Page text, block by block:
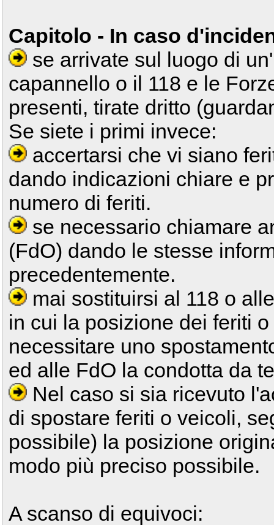
Capitolo - In caso
se arrivate sul luogo di
capannello o il 118 e le
presenti, tirate dritto
Se siete i primi invece:
accertarsi che vi siano
dando indicazioni chiare e
numero di feriti.
se necessario chiamare
(FdO) dando le stesse
precedentemente.
mai sostituirsi al 118 o
in cui la posizione dei feriti
necessitare uno
ed alle FdO la condotta da
Nel caso si sia ricevuto
di spostare feriti o veicoli,
possibile) la posizione
modo più preciso possibile.
A scanso di equivoci: